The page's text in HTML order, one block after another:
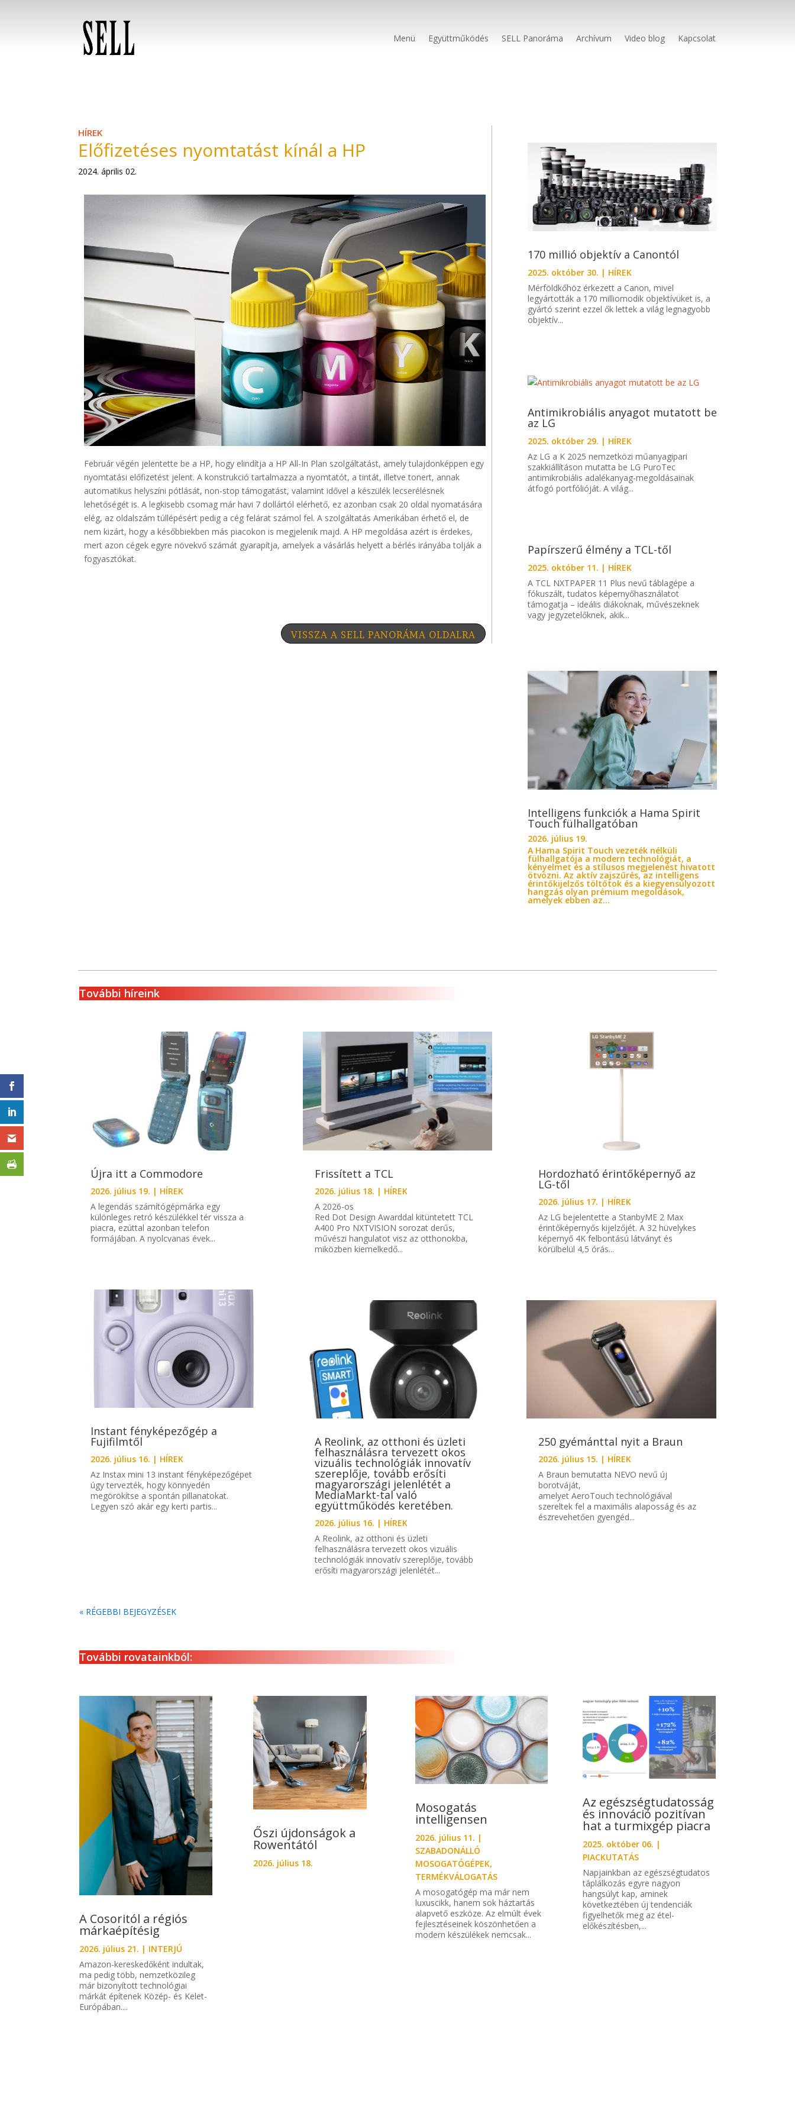
Menü Együttműködés SELL Panoráma Archívum Video blog Kapcsolat
HÍREK
Előfizetéses nyomtatást kínál a HP
2024. április 02.
Február végén jelentette be a HP, hogy elindítja a HP All-In Plan szolgáltatást, amely tulajdonképpen egy
nyomtatási előfizetést jelent. A konstrukció tartalmazza a nyomtatót, a tintát, illetve tonert, annak
automatikus helyszíni pótlását, non-stop támogatást, valamint idővel a készülék lecserélésnek
lehetőségét is. A legkisebb csomag már havi 7 dollártól elérhető, ez azonban csak 20 oldal nyomatására
elég, az oldalszám túllépésért pedig a cég felárat számol fel. A szolgáltatás Amerikában érhető el, de
nem kizárt, hogy a későbbiekben más piacokon is megjelenik majd. A HP megoldása azért is érdekes,
mert azon cégek egyre növekvő számát gyarapítja, amelyek a vásárlás helyett a bérlés irányába tolják a
fogyasztókat.
VISSZA A SELL PANORÁMA OLDALRA
170 millió objektív a Canontól
2025. október 30. | HÍREK
Mérföldkőhöz érkezett a Canon, mivel
legyártották a 170 milliomodik objektívüket is, a
gyártó szerint ezzel ők lettek a világ legnagyobb
objektív...
Antimikrobiális anyagot mutatott be
az LG
2025. október 29. | HÍREK
Az LG a K 2025 nemzetközi műanyagipari
szakkiállításon mutatta be LG PuroTec
antimikrobiális adalékanyag-megoldásainak
átfogó portfólióját. A világ...
Papírszerű élmény a TCL-től
2025. október 11. | HÍREK
A TCL NXTPAPER 11 Plus nevű táblagépe a
fókuszált, tudatos képernyőhasználatot
támogatja – ideális diákoknak, művészeknek
vagy jegyzetelőknek, akik...
Intelligens funkciók a Hama Spirit
Touch fülhallgatóban
2026. július 19.
A Hama Spirit Touch vezeték nélküli
fülhallgatója a modern technológiát, a
kényelmet és a stílusos megjelenést hivatott
ötvözni. Az aktív zajszűrés, az intelligens
érintőkijelzős töltőtok és a kiegyensúlyozott
hangzás olyan prémium megoldások,
amelyek ebben az...
További híreink
Újra itt a Commodore
2026. július 19. | HÍREK
A legendás számítógépmárka egy
különleges retró készülékkel tér vissza a
piacra, ezúttal azonban telefon
formájában. A nyolcvanas évek...
Instant fényképezőgép a
Fujifilmtől
2026. július 16. | HÍREK
Az Instax mini 13 instant fényképezőgépet
úgy tervezték, hogy könnyedén
megörökítse a spontán pillanatokat.
Legyen szó akár egy kerti partis...
Frissített a TCL
2026. július 18. | HÍREK
A 2026-os
Red Dot Design Awarddal kitüntetett TCL
A400 Pro NXTVISION sorozat derűs,
művészi hangulatot visz az otthonokba,
miközben kiemelkedő...
A Reolink, az otthoni és üzleti
felhasználásra tervezett okos
vizuális technológiák innovatív
szereplője, tovább erősíti
magyarországi jelenlétét a
MediaMarkt-tal való
együttműködés keretében.
2026. július 16. | HÍREK
A Reolink, az otthoni és üzleti
felhasználásra tervezett okos vizuális
technológiák innovatív szereplője, tovább
erősíti magyarországi jelenlétét...
Hordozható érintőképernyő az
LG-től
2026. július 17. | HÍREK
Az LG bejelentette a StanbyME 2 Max
érintőképernyős kijelzőjét. A 32 hüvelykes
képernyő 4K felbontású látványt és
körülbelül 4,5 órás...
250 gyémánttal nyit a Braun
2026. július 15. | HÍREK
A Braun bemutatta NEVO nevű új
borotváját,
amelyet AeroTouch technológiával
szereltek fel a maximális alaposság és az
észrevehetően gyengéd...
« RÉGEBBI BEJEGYZÉSEK
További rovatainkból:
A Cosoritól a régiós
márkaépítésig
2026. július 21. | INTERJÚ
Amazon-kereskedőként indultak,
ma pedig több, nemzetközileg
már bizonyított technológiai
márkát építenek Közép- és Kelet-
Európában....
Őszi újdonságok a
Rowentától
2026. július 18.
Mosogatás
intelligensen
2026. július 11. |
SZABADONÁLLÓ
MOSOGATÓGÉPEK,
TERMÉKVÁLOGATÁS
A mosogatógép ma már nem
luxuscikk, hanem sok háztartás
alapvető eszköze. Az elmúlt évek
fejlesztéseinek köszönhetően a
modern készülékek nemcsak...
Az egészségtudatosság
és innováció pozitívan
hat a turmixgép piacra
2025. október 06. |
PIACKUTATÁS
Napjainkban az egészségtudatos
táplálkozás egyre nagyon
hangsúlyt kap, aminek
következtében új tendenciák
figyelhetők meg az étel-
előkészítésben,...